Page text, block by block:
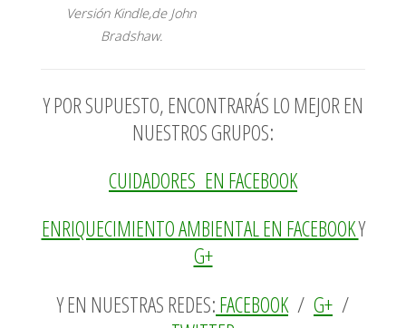
Versión Kindle,de John
Bradshaw.
Y POR SUPUESTO, ENCONTRARÁS LO MEJOR EN
NUESTROS GRUPOS:
CUIDADORES EN FACEBOOK
ENRIQUECIMIENTO AMBIENTAL EN FACEBOOKY
G+
Y EN NUESTRAS REDES:FACEBOOK/ G+ /